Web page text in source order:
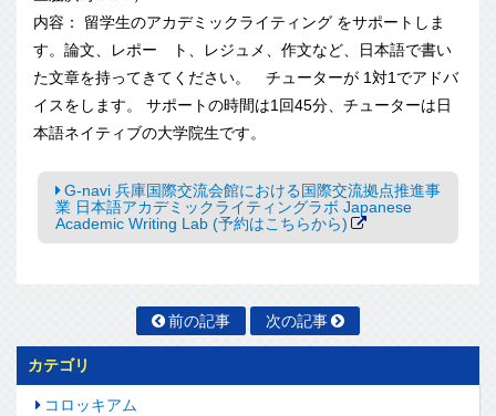
内容： 留学生のアカデミックライティング をサポートしま
す。論文、レポー ト、レジュメ、作文など、日本語で書い
た文章を持ってきてくださ い。 チューターが 1対1でアドバ
イスをします。 サポートの時間は1回45分、チューターは日
本語ネイティブの大学院生です。
G-navi 兵庫国際交流会館における国際交流拠点推進事
業 日本語アカデミックライティングラボ Japanese
Academic Writing Lab (予約はこちらから)
前の記事 次の記事
カテゴリ
コロッキアム